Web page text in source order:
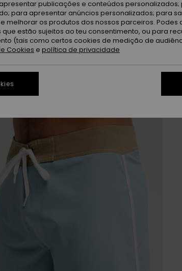
publicações e conteúdos
para apresentar anúncios personalizados; para
melhorar os produtos dos nossos parceiros. Podes
estão sujeitos ao teu consentimento, ou para
(tais como certos cookies de medição de
Cookies e política de privacidade